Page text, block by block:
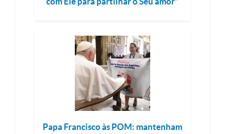
Papa Francisco às POM: mantenham